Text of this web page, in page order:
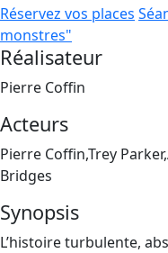
Réservez vos places
monstres"
Réalisateur
Pierre Coffin
Acteurs
Pierre Coffin,Trey
Bridges
Synopsis
L’histoire turbulente,